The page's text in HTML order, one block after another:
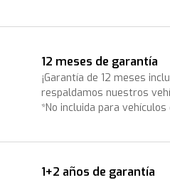
12 meses de garantía
¡Garantía de 12 meses
respaldamos nuestros
*No incluida para
1+2 años de garantía